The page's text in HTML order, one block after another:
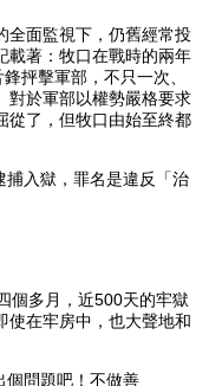
面監視下，仍舊經常投
載著：牧口在戰時的兩年
抨擊軍部，不只一次、
對於軍部以權勢嚴格要求
從了，但牧口由始至終都
入獄，罪名是違反「治
多月，近500天的牢獄
使在牢房中，也大聲地和
個問題吧！不做善